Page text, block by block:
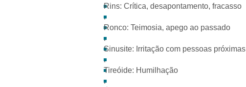
Rins: Crítica, desapontamento, fracasso
.
Ronco: Teimosia, apego ao passado
.
Sinusite: Irritação com pessoas próximas
.
Tireóide: Humilhação
.